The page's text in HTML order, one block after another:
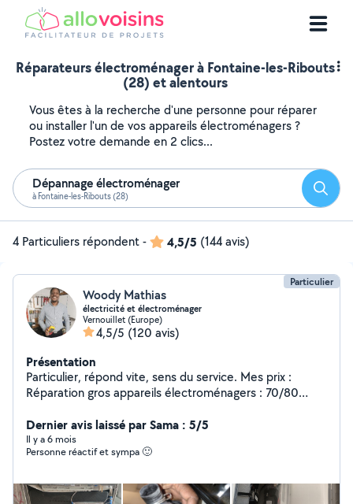
Réparateurs électroménager à Fontaine-les-Ribouts
(28) et alentours
Vous êtes à la recherche d'une personne pour réparer
ou installer l'un de vos appareils électroménagers ?
Postez votre demande en 2 clics...
Dépannage électroménager
à Fontaine-les-Ribouts (28)
4 Particuliers répondent- 4,5/5 (144 avis)
Particulier
Woody Mathias
électricité et électroménager
Vernouillet (Europe)
4,5/5 (120 avis)
Présentation
Particulier, répond vite, sens du service. Mes prix :
Réparation gros appareils électroménagers : 70/80
euros Petits travaux électricité/plomberie : À partir de
80 euros Diagnostics : 25 euros (Dreux/Vernouillet), 35
euros (hors Dreux)
Dernier avis laissé par Sama : 5/5
Il y a 6 mois
Personne réactif et sympa 🙂